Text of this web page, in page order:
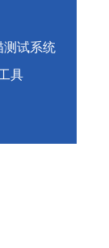
测试系统
具